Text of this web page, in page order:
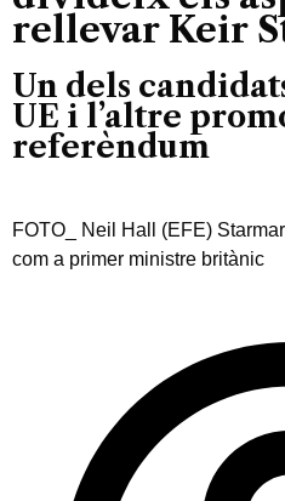
rellevar Keir
Un dels
UE i l’altre
referèndum
FOTO_ Neil Hall (EFE)
com a primer ministre britànic